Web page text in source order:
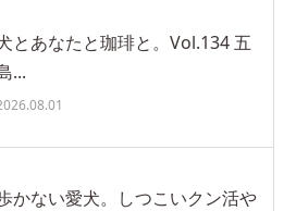
とあなたと珈琲と。Vol.134 五
...
かない愛犬。しつこいクン活や